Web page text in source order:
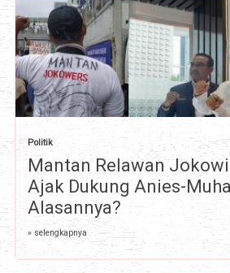
Politik
Mantan Relawan
Ajak Dukung Anies-
Alasannya?
» selengkapnya